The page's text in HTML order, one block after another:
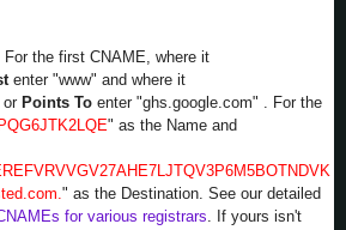
the first CNAME, where it
enter "www" and where it
or Points To enter "ghs.google.com" . For the
" as the Name and
" as the Destination. See our detailed
for various registrars. If yours isn't